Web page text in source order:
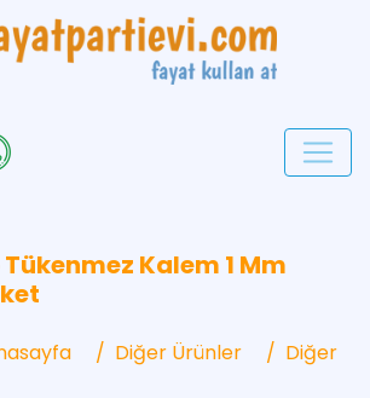
Kalem 1 Mm
Diğer Ürünler Diğer